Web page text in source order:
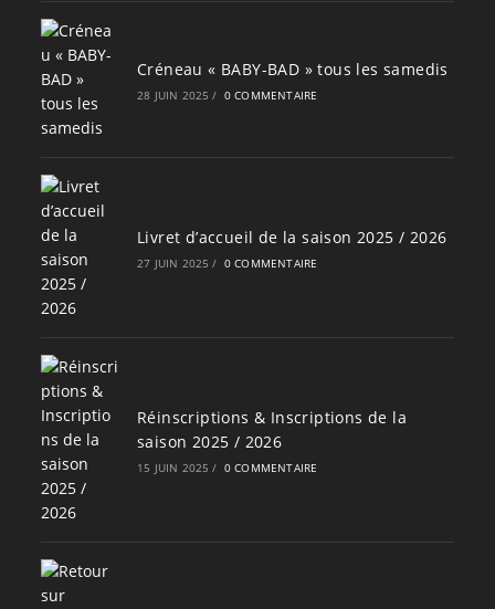
Créneau « BABY-BAD » tous les samedis
28 JUIN 2025 / 0 COMMENTAIRE
Livret d’accueil de la saison 2025 / 2026
27 JUIN 2025 / 0 COMMENTAIRE
Réinscriptions & Inscriptions de la
saison 2025 / 2026
15 JUIN 2025 / 0 COMMENTAIRE